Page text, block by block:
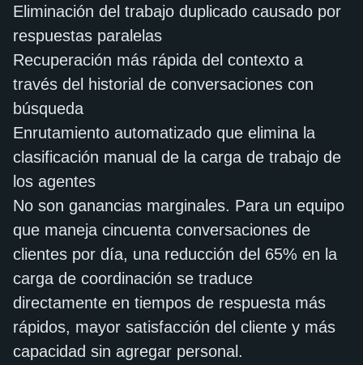
Eliminación del trabajo duplicado causado por
respuestas paralelas
Recuperación más rápida del contexto a
través del historial de conversaciones con
búsqueda
Enrutamiento automatizado que elimina la
clasificación manual de la carga de trabajo de
los agentes
No son ganancias marginales. Para un equipo
que maneja cincuenta conversaciones de
clientes por día, una reducción del 65% en la
carga de coordinación se traduce
directamente en tiempos de respuesta más
rápidos, mayor satisfacción del cliente y más
capacidad sin agregar personal.